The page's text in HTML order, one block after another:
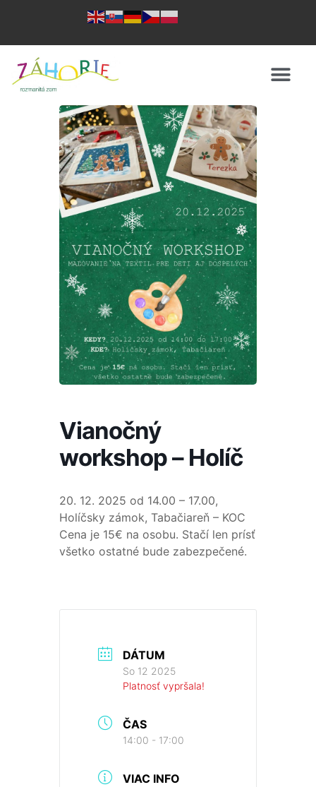
Vianočný
workshop – Holíč
20. 12. 2025 od 14.00 – 17.00,
Holíčsky zámok, Tabačiareň – KOC
Cena je 15€ na osobu. Stačí len prísť
všetko ostatné bude zabezpečené.
DÁTUM
So 12 2025
Platnosť vypršala!
ČAS
14:00 - 17:00
VIAC INFO